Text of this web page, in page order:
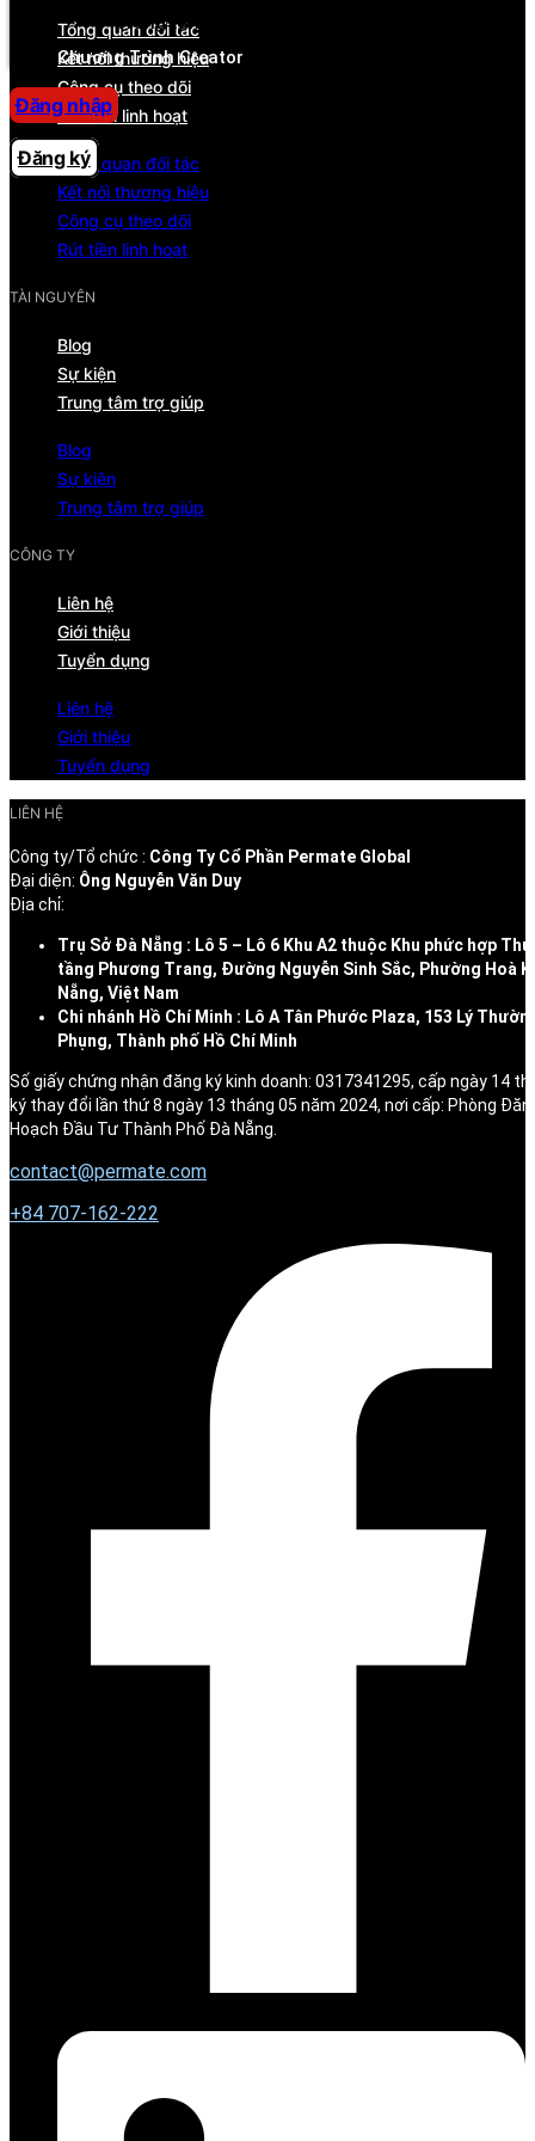
Trung tâm trợ giúp
Chương Trình Creator
Đăng nhập
Đăng ký
Tổng quan đối tác
Kết nối thương hiệu
Công cụ theo dõi
Rút tiền linh hoạt
Tổng quan đối tác
Kết nối thương hiệu
Công cụ theo dõi
Rút tiền linh hoạt
TÀI NGUYÊN
Blog
Sự kiện
Trung tâm trợ giúp
Blog
Sự kiện
Trung tâm trợ giúp
CÔNG TY
Liên hệ
Giới thiệu
Tuyển dụng
Liên hệ
Giới thiệu
Tuyển dụng
LIÊN HỆ
Công ty/Tổ chức : Công Ty Cổ Phần Permate Global
Đại diện: Ông Nguyễn Văn Duy
Địa chỉ:
Trụ Sở Đà Nẵng : Lô 5 – Lô 6 Khu A2 thuộc Khu phức hợp
tầng Phương Trang, Đường Nguyễn Sinh Sắc, Phường Hoà
Nẵng, Việt Nam
Chi nhánh Hồ Chí Minh : Lô A Tân Phước Plaza, 153 Lý
Phụng, Thành phố Hồ Chí Minh
Số giấy chứng nhận đăng ký kinh doanh: 0317341295, cấp ngày 14
ký thay đổi lần thứ 8 ngày 13 tháng 05 năm 2024, nơi cấp: Phòng
Hoạch Đầu Tư Thành Phố Đà Nẵng.
contact@permate.com
+84 707-162-222